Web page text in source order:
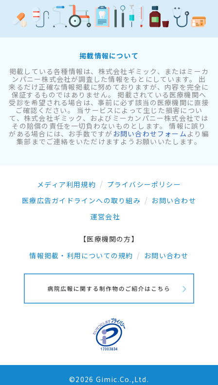
掲載情報について
掲載している各種情報は、株式会社ギミック、またはミーカ
ンパニー株式会社が調査した情報をもとにしています。 出
来るだけ正確な情報掲載に努めておりますが、内容を完全に
保証するものではありません。 掲載されている医療機関へ
受診を希望される場合は、事前に必ず該当の医療機関に直接
ご確認ください。 当サービスによって生じた損害につい
て、株式会社ギミック、およびミーカンパニー株式会社では
その賠償の責任を一切負わないものとします。 情報に誤り
がある場合には、お手数ですが お問い合わせフォーム より編
集部までご連絡をいただけますようお願いいたします。
メディア利用規約
プライバシーポリシー
医療広告ガイドラインへの取り組み
お問い合わせ
運営会社
【医療機関の方】
情報掲載・利用についての規約
お問い合わせ
©2026 Gimic.Co.,Ltd.